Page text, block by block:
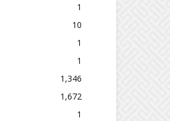
1
10
1
1
1,346
1,672
1